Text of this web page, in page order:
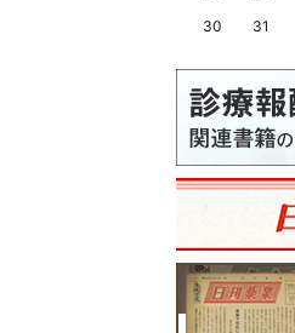
30
31